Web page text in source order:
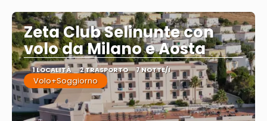
Zeta Club Selinunte con
volo da Milano e Aosta
1 LOCALITÀ 2 TRASPORTO 7 NOTTE/I
Volo+Soggiorno